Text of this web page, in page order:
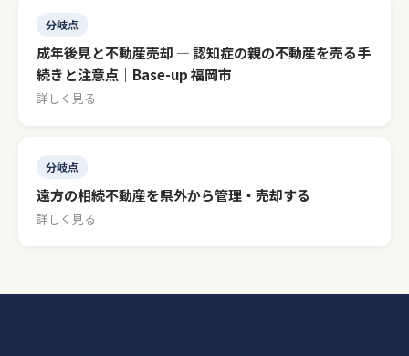
分岐点
成年後見と不動産売却 — 認知症の親の不動産を売る手
続きと注意点｜Base-up 福岡市
詳しく見る
分岐点
遠方の相続不動産を県外から管理・売却する
詳しく見る